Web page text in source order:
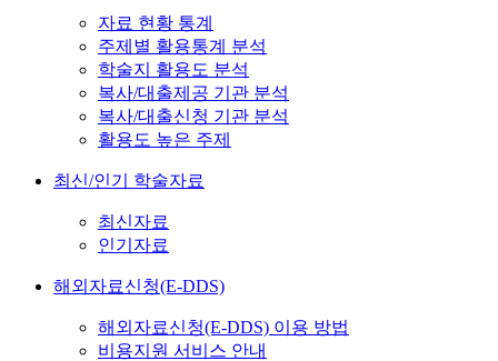
자료 현황 통계
주제별 활용통계 분석
학술지 활용도 분석
복사/대출제공 기관 분석
복사/대출신청 기관 분석
활용도 높은 주제
최신/인기 학술자료
최신자료
인기자료
해외자료신청(E-DDS)
해외자료신청(E-DDS) 이용 방법
비용지원 서비스 안내